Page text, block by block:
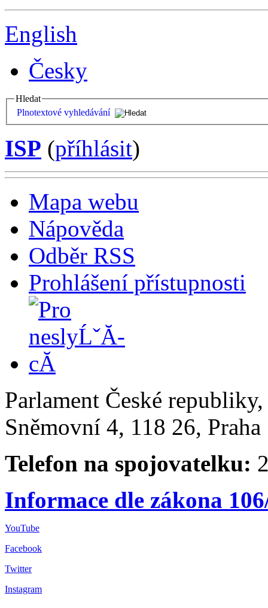
English
Česky
Hledat
Plnotextové vyhledávání
ISP (příhlásit)
Mapa webu
Nápověda
Odběr RSS
Prohlášení přístupnosti
Parlament České
Sněmovní 4, 118 26,
Telefon na spojovatelku:
Informace dle zákona
YouTube
Facebook
Twitter
Instagram